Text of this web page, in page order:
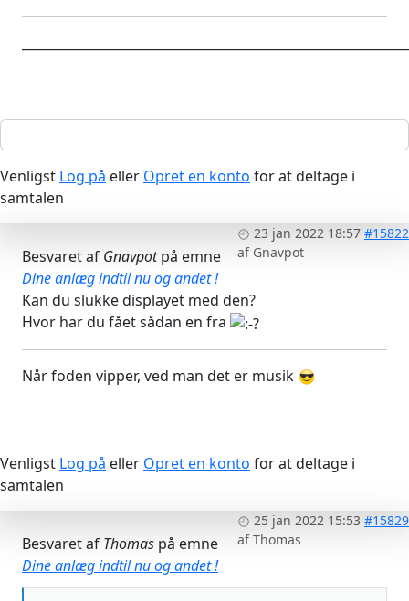
Venligst Log på eller Opret en konto for at deltage i
samtalen
23 jan 2022 18:57 #15822
af Gnavpot
Besvaret af Gnavpotpå emne
Dine anlæg indtil nu og andet !
Kan du slukke displayet med den?
Hvor har du fået sådan en fra
Når foden vipper, ved man det er musik
Venligst Log på eller Opret en konto for at deltage i
samtalen
25 jan 2022 15:53 #15829
afThomas
Besvaret af Thomas på emne
Dine anlæg indtil nu og andet !